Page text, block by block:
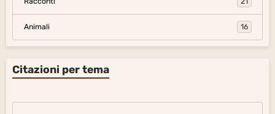
Animali 16
Citazioni per tema